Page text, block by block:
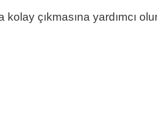
çıkmasına yardımcı